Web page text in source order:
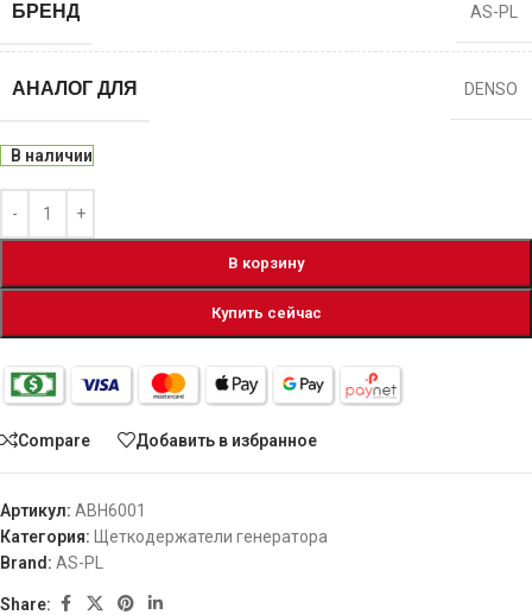
БРЕНД AS-PL
АНАЛОГ ДЛЯ DENSO
В наличии
В корзину
Купить сейчас
Compare Добавить в избранное
Артикул: ABH6001
Категория: Щеткодержатели генератора
Brand: AS-PL
Share: